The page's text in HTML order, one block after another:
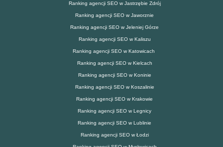
Ranking agencji SEO w Jastrzębie Zdrój
Ranking agencji SEO w Jaworznie
Ranking agencji SEO w Jeleniej Górze
Ranking agencji SEO w Kaliszu
Ranking agencji SEO w Katowicach
Ranking agencji SEO w Kielcach
Ranking agencji SEO w Koninie
Ranking agencji SEO w Koszalinie
Ranking agencji SEO w Krakowie
Ranking agencji SEO w Legnicy
Ranking agencji SEO w Lublinie
Ranking agencji SEO w Łodzi